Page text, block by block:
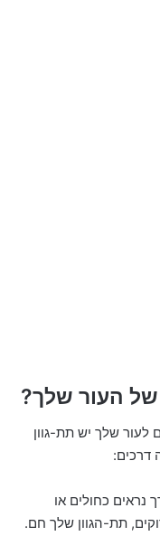
של העור שלך?
שלך יש תת-גוון
דרכים:
נראים כחולים או
תת-הגוון שלך חם.